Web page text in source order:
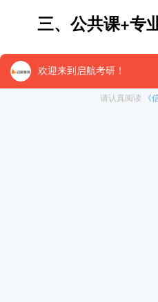
三、公共课+专
数学：二三本机械考研
我问过无数上岸学长